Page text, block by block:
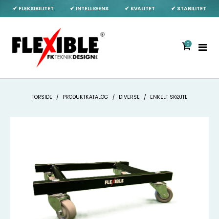
✔ FLEKSIBILITET ✔ INTELLIGENS ✔ KVALITET ✔ STABILITET
0
FORSIDE / PRODUKTKATALOG / DIVERSE / ENKELT SKØJTE